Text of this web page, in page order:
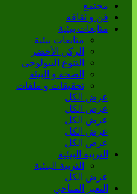
مجتمع
فن و ثقافة
متابعات بيئية
متابعات بيئية
الركن الأخضر
التنوع البيولوجي
الصحة و البيئة
تحقيقات و ملفات
عرض الكل
عرض الكل
عرض الكل
عرض الكل
عرض الكل
التربية البيئية
التربية البيئية
عرض الكل
التغير المناخي